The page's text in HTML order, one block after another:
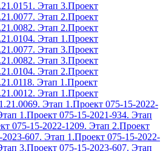
Этап 3.Проект
Этап 2.Проект
Этап 2.Проект
Этап 1.Проект
Этап 3.Проект
Этап 3.Проект
Этап 2.Проект
Этап 1.Проект
Этап 1.Проект
Этап 1.Проект 075-15-2022-
1.Проект 075-15-2021-934. Этап
075-15-2022-1209. Этап 2.Проект
2023-607. Этап 1.Проект 075-15-2022-
3.Проект 075-15-2023-607. Этап